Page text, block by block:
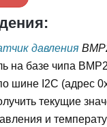
давления
на базе чипа
шине I2C (адрес
текущие
и